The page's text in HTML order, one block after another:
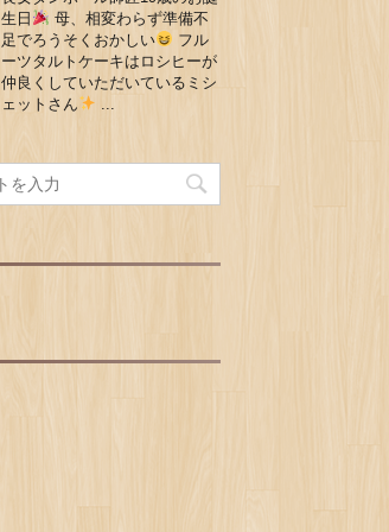
生日
母、相変わらず準備不
足でろうそくおかしい
フル
ーツタルトケーキはロシヒーが
仲良くしていただいているミシ
ェットさん
...